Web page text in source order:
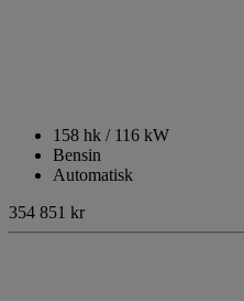
158 hk / 116 kW
Bensin
Automatisk
354 851 kr